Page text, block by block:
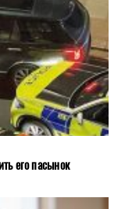
его пасынок